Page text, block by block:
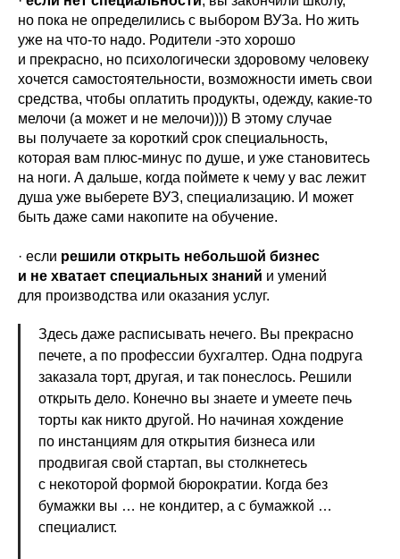
но пока не определились с выбором ВУЗа. Но жить
уже на что-то надо. Родители -это хорошо
и прекрасно, но психологически здоровому человеку
хочется самостоятельности, возможности иметь свои
средства, чтобы оплатить продукты, одежду, какие-то
мелочи (а может и не мелочи)))) В этому случае
вы получаете за короткий срок специальность,
которая вам плюс-минус по душе, и уже становитесь
на ноги. А дальше, когда поймете к чему у вас лежит
душа уже выберете ВУЗ, специализацию. И может
быть даже сами накопите на обучение.
· если решили открыть небольшой бизнес
и не хватает специальных знаний и умений
для производства или оказания услуг.
Здесь даже расписывать нечего. Вы прекрасно
печете, а по профессии бухгалтер. Одна подруга
заказала торт, другая, и так понеслось. Решили
открыть дело. Конечно вы знаете и умеете печь
торты как никто другой. Но начиная хождение
по инстанциям для открытия бизнеса или
продвигая свой стартап, вы столкнетесь
с некоторой формой бюрократии. Когда без
бумажки вы … не кондитер, а с бумажкой …
специалист.